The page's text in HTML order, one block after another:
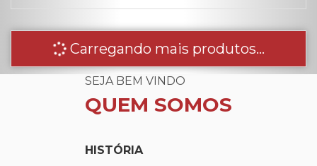
Carregando mais produtos...
SEJA BEM VINDO
QUEM SOMOS
HISTÓRIA